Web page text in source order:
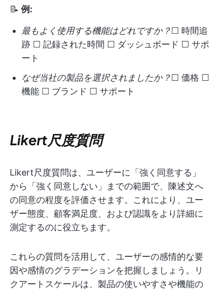
📝 例:
最もよく使用する機能はどれですか？☐ 時間追
跡 ☐ 記録された時間 ☐ ダッシュボード ☐ サポ
ート
なぜ当社の製品を選択されましたか？☐ 価格 ☐
機能 ☐ ブランド ☐ サポート
Likert尺度質問
Likert尺度質問は、ユーザーに「強く同意する」
から「強く同意しない」までの範囲で、陳述文へ
の同意の程度を評価させます。これにより、ユー
ザー態度、顧客満足度、および認識をより詳細に
測定するのに役立ちます。
これらの質問を活用して、ユーザーの感情的な要
因や感情のグラデーションを把握しましょう。リ
クアートスケールは、製品の使いやすさや機能の